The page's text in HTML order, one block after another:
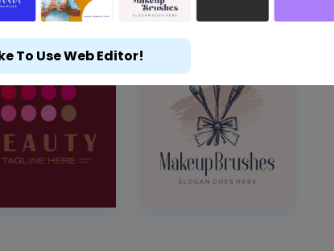
To Use Web Editor!